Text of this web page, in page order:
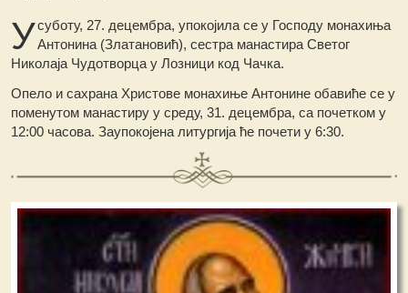
Усуботу, 27. децембра, упокојила се у Господу монахиња
Антонина (Златановић), сестра манастира Светог
Николаја Чудотворца у Лозници код Чачка.
Опело и сахрана Христове монахиње Антонине обавиће се у
поменутом манастиру у среду, 31. децембра, са почетком у
12:00 часова. Заупокојена литургија ће почети у 6:30.